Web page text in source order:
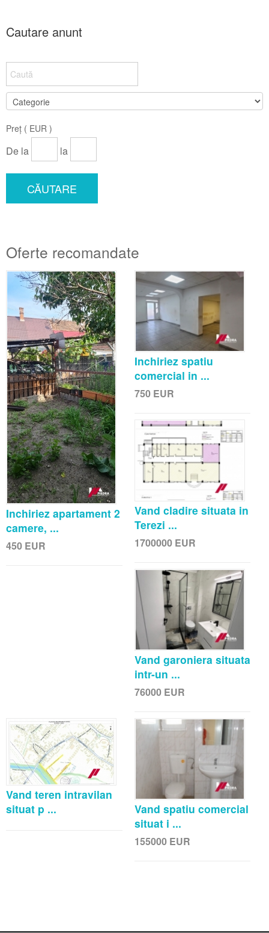
Cautare anunt
Preț ( EUR )
De la la
CĂUTARE
Oferte recomandate
Inchiriez apartament 2
camere, ...
450 EUR
Inchiriez spatiu
comercial in ...
750 EUR
Vand cladire situata in
Terezi ...
1700000 EUR
Vand garoniera situata
intr-un ...
76000 EUR
Vand teren intravilan
situat p ...
Vand spatiu comercial
situat i ...
155000 EUR